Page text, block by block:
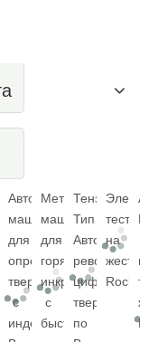
Автоматическая
машина
для
определения
твердости
с
индентором
машина
для
горячей
инкрустации
быстрой
Тензодатчик
Тип
револьверный
цифровой
твердомер
по
тест
на
жесткости
Rockwell